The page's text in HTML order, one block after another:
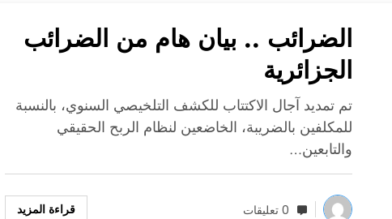
الضرائب .. بيان هام من الضرائب
الجزائرية
تم تمديد آجال الاكتتاب للكشف التلخيصي السنوي، بالنسبة
للمكلفين بالضريبة، الخاضعين لنظام الربح الحقيقي
والتابعين…
0 تعليقات قراءة المزيد